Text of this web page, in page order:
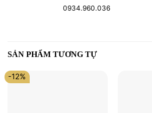
0934.960.036
SẢN PHẨM TƯƠNG TỰ
-12%